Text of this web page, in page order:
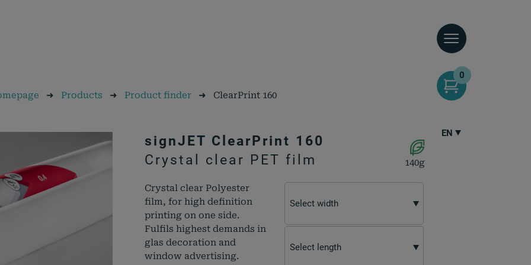
0
EN
➜ Products ➜ Product finder ➜ ClearPrint 160
signJET ClearPrint 160
Crystal clear PET film
140g
Crystal clear Polyester
film, for high definition
printing on one side.
Fulfils highest demands in
glas decoration and
window advertising.